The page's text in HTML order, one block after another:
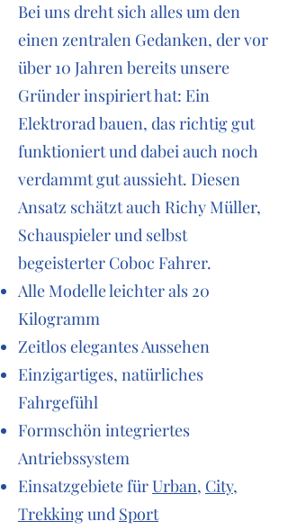
Bei uns dreht sich alles um den
einen zentralen Gedanken, der vor
über 10 Jahren bereits unsere
Gründer inspiriert hat: Ein
Elektrorad bauen, das richtig gut
funktioniert und dabei auch noch
verdammt gut aussieht. Diesen
Ansatz schätzt auch Richy Müller,
Schauspieler und selbst
begeisterter Coboc Fahrer.
Alle Modelle leichter als 20
Kilogramm
Zeitlos elegantes Aussehen
Einzigartiges, natürliches
Fahrgefühl
Formschön integriertes
Antriebssystem
Einsatzgebiete fürUrban, City,
Trekkingund Sport